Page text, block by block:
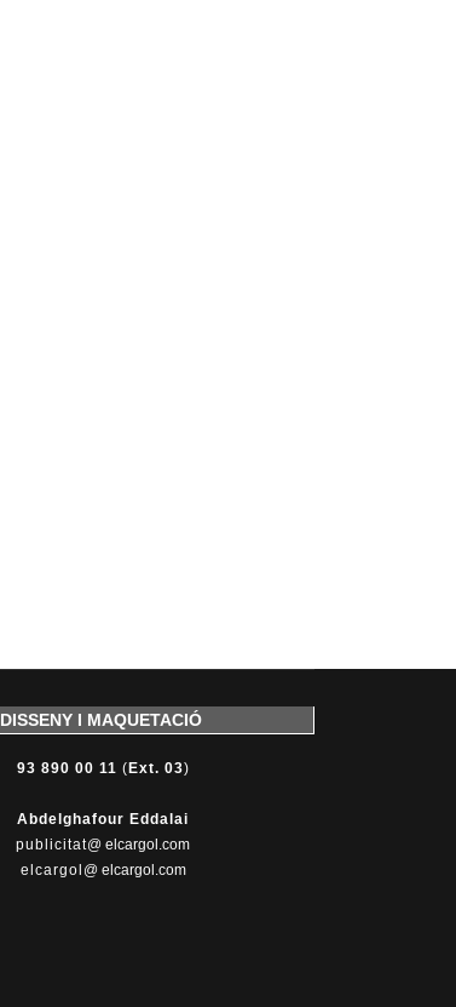
DISSENY I MAQUETACIÓ
93 890 00 11 ( Ext. 03)
Abdelghafour Eddalai
publicitat@ elcargol.com
elcargol @ elcargol.com